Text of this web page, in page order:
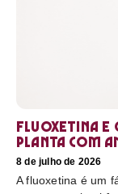
Fluoxetina e
planta com
8 de julho de 2026
A fluoxetina é um